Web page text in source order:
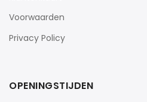
Voorwaarden
Privacy Policy
OPENINGSTIJDEN